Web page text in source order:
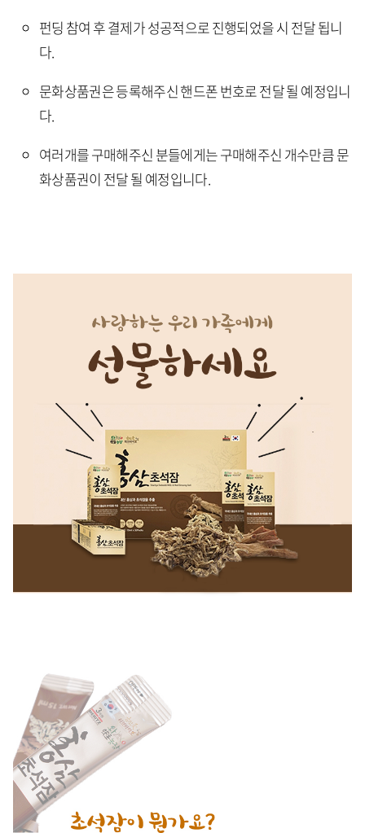
펀딩 참여 후 결제가 성공적으로 진행되었을 시 전달 됩니
다.
문화상품권은 등록해주신 핸드폰 번호로 전달 될 예정입니
다.
여러개를 구매해주신 분들에게는 구매해주신 개수만큼 문
화상품권이 전달 될 예정입니다.